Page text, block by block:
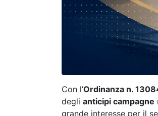
Con l’Ordinanza n.
degli anticipi campagne
grande interesse per il